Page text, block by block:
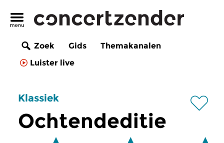
Zoek Gids
Themakanalen
Luister live
Klassiek
Ochtendeditie